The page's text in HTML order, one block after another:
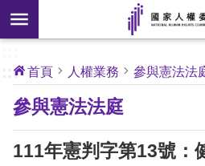
前往主要內容區塊
搜
尋
開
新
核
心
人
權
公
約
:::
首頁 人權業務 參與憲法法
參與憲法法庭
111年憲判字第13號：